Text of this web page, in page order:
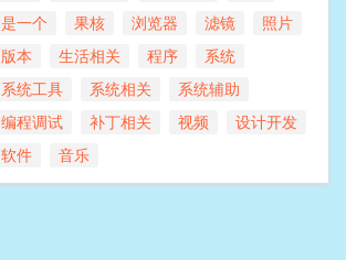
是一个
果核 浏览器 滤镜
照片
版本
生活相关 程序
系统
系统工具
系统相关
系统辅助
编程调试
补丁相关 视频
设计开发
软件
音乐